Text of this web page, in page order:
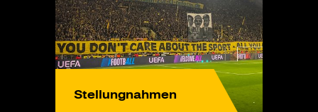
Stellungnahmen